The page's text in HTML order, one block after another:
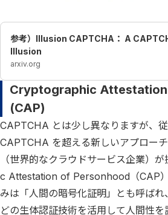
参考）Illusion CAPTCHA： A
Illusion
arxiv.org
Cryptographic
(CAP)
CAPTCHA とは少し異なりますが、
CAPTCHA を超える新しいアプロー
（世界的なクラウドサービス企業）
c Attestation of Personhood（CAP
みは「人間の暗号化証明」とも呼ば
どの生体認証技術を活用して人間性を